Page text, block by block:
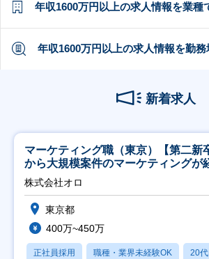
年収1600万円以上の求人情報を業種
年収1600万円以上の求人情報を勤
新着求人
マーケティング職（東京）【第二新
から大規模案件のマーケティングが
修充実】
株式会社オロ
東京都
400万~450万
正社員採用 職種・業界未経験OK 20